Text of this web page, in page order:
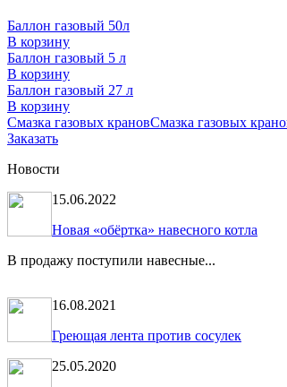
Баллон газовый 50л
В корзину
Баллон газовый 5 л
В корзину
Баллон газовый 27 л
В корзину
Смазка газовых крановСмазка газовых
Заказать
Новости
15.06.2022
Новая «обёртка» навесного котла
В продажу поступили навесные...
16.08.2021
Греющая лента против сосулек
25.05.2020